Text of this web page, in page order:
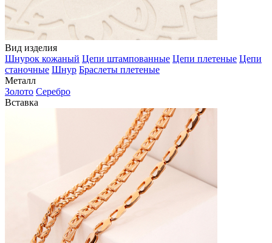
Вид изделия
Шнурок кожаный Цепи штампованные Цепи плетеные Цепи
станочные Шнур Браслеты плетеные
Металл
Золото Серебро
Вставка